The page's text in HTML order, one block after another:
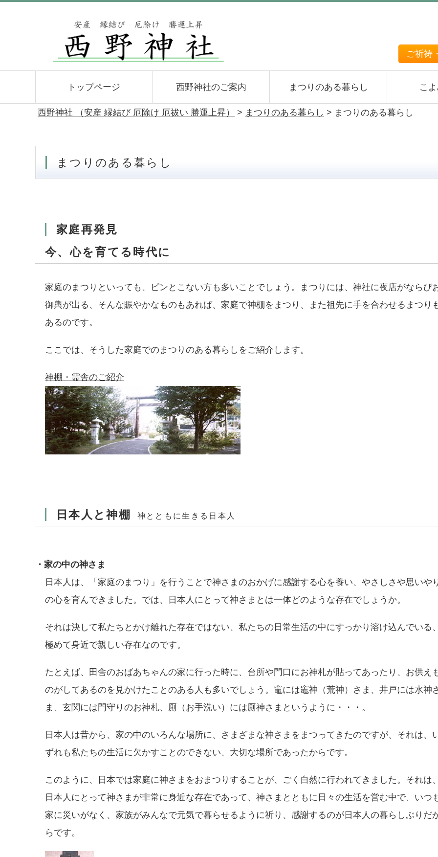
ご祈祷
トップページ 西野神社のご案内 まつりのある暮らし こ
西野神社 （安産 縁結び 厄除け 厄祓い 勝運上昇） > まつりのある暮らし > まつりのある暮らし
まつりのある暮らし
家庭再発見
今、心を育てる時代に
家庭のまつりといっても、ピンとこない方も多いことでしょう。まつりには、神社に夜店がならび
御輿が出る、そんな賑やかなものもあれば、家庭で神棚をまつり、また祖先に手を合わせるまつり
あるのです。
ここでは、そうした家庭でのまつりのある暮らしをご紹介します。
神棚・霊舎のご紹介
日本人と神棚 神とともに生きる日本人
・家の中の神さま
日本人は、「家庭のまつり」を行うことで神さまのおかげに感謝する心を養い、やさしさや思いや
の心を育んできました。では、日本人にとって神さまとは一体どのような存在でしょうか。
それは決して私たちとかけ離れた存在ではない、私たちの日常生活の中にすっかり溶け込んでいる
極めて身近で親しい存在なのです。
たとえば、田舎のおばあちゃんの家に行った時に、台所や門口にお神札が貼ってあったり、お供え
のがしてあるのを見かけたことのある人も多いでしょう。竈には竈神（荒神）さま、井戸には水神
ま、玄関には門守りのお神札、厠（お手洗い）には厠神さまというように・・・。
日本人は昔から、家の中のいろんな場所に、さまざまな神さまをまつってきたのですが、それは、
ずれも私たちの生活に欠かすことのできない、大切な場所であったからです。
このように、日本では家庭に神さまをおまつりすることが、ごく自然に行われてきました。それは
日本人にとって神さまが非常に身近な存在であって、神さまとともに日々の生活を営む中で、いつ
家に災いがなく、家族がみんなで元気で暮らせるように祈り、感謝するのが日本人の暮らしぶりだ
らです。